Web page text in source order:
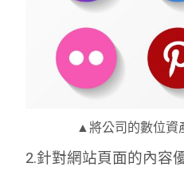
▲將公司的數位資
2.針對網站頁面的內容